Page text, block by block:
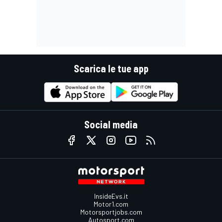
Scarica le tue app
Social media
InsideEvs.it
Motor1.com
Motorsportjobs.com
Autosport.com